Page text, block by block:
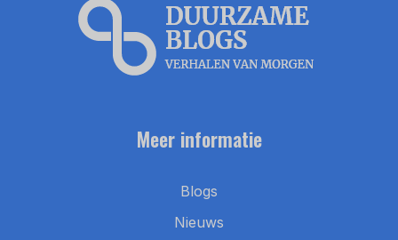
Meer informatie
Blogs
Nieuws